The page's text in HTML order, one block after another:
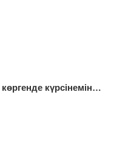
күрсінемін…